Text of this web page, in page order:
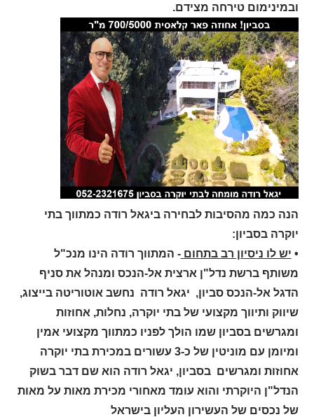
ובמינימום טירחה מצידם.
הנה כמה מהסיבות לבחירה ביגאל רודה כמתווך בתי
יוקרה בסביון:
• יש לו ניסיון רב בתחום- המתווך רודה הינו מנכ"ל
משותף ברשת נדל"ן ארצית אל-הנכס ומנהל את סניף
הדגל אל-הנכס סביון, יגאל רודה נחשב אוטוריטה בייצוג,
שיווק ותיווך מקצועי של בתי יוקרה, נחלות, אחוזות
ומגרשים בסביון שמו הולך לפניו כמתווך מקצועי אמין
ומיומן עם מוניטין של כ-3 עשורים במכירת בתי יוקרה
אחוזות ומגרשים בסביון, יגאל רודה הוא שם דבר בשוק
הנדל"ן היוקרתי והוא עומד מאחורי מכירת מאות על מאות
של נכסים של העשירון העליון בישראל